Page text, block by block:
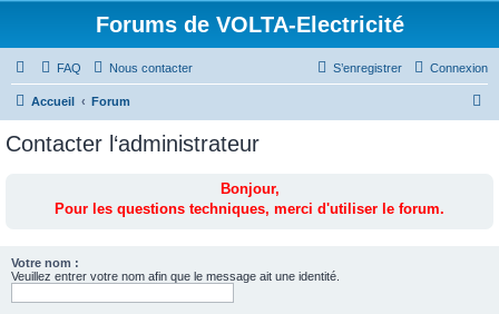
Forums de VOLTA-Electricité
FAQ Nous contacter Connexion
S’enregistrer
Accueil Forum
Contacter l‘administrateur
Bonjour,
Pour les questions techniques, merci d'utiliser le forum.
Votre nom :
Veuillez entrer votre nom afin que le message ait une identité.